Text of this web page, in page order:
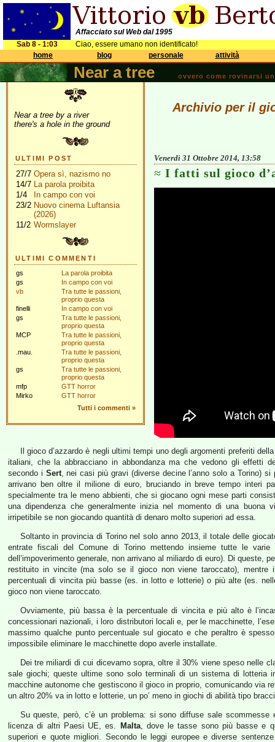
Affacciato sul Web dal 1995
Sab 8 - 1:03
Ciao, essere umano non identificato!
home
blog personale attività
Near a tree ovvero come rovinarsi
Near a tree by a river
there's a hole in the ground
ULTIMI POST
27/7 Opera sì, nazismo no
14/7 La parola proibita
1/4
In campo con voi
23/2 Nuovo cinema Luftansia
(2026)
11/2 Wormslayer
ULTIMI COMMENTI
gs
La parola proibita
gs
In campo con voi
vb
Tra tutte le passioni,
proprio questa
finelli
In campo con voi
gs
Tra tutte le passioni,
proprio questa
MCP
Tra tutte le passioni,
proprio questa
.mau.
Tra tutte le passioni,
proprio questa
gs
Tra tutte le passioni,
proprio questa
mfp
GTT horror
Mirko
GTT horror
Tutti i commenti »
Archivio per il
Venerdì 31 Ottobre 2014, 13:58
I fatti sul gioco
Il gioco d’azzardo è negli ultimi tempi uno degli argomenti preferiti
italiani, che la abbracciano in abbondanza ma che vedono gli effetti
secondo i Sert, nei casi più gravi (diverse decine l’anno solo a Torino)
arrivano ben oltre il milione di euro, bruciando in breve tempo interi
specialmente tra le meno abbienti, che si giocano ogni mese parti
una dipendenza che generalmente inizia nel momento di una
irripetibile se non giocando quantità di denaro molto superiori ad essa.
Soltanto in provincia di Torino nel solo anno 2013, il totale delle
entrate fiscali del Comune di Torino mettendo insieme tutte le varie
dell’impoverimento generale, non arrivano al miliardo di euro). Di queste,
restituito in vincite (ma solo se il gioco non viene taroccato),
percentuali di vincita più basse (es. in lotto e lotterie) o più alte (es.
gioco non viene taroccato.
Ovviamente, più bassa è la percentuale di vincita e più alto è
concessionari nazionali, i loro distributori locali e, per le macchinette,
massimo qualche punto percentuale sul giocato e che peraltro è
impossibile eliminare le macchinette dopo averle installate.
Dei tre miliardi di cui dicevamo sopra, oltre il 30% viene speso nelle
sale giochi; queste ultime sono solo terminali di un sistema di lotteria
macchine autonome che gestiscono il gioco in proprio, comunicando via
un altro 20% va in lotto e lotterie, un po’ meno in giochi di abilità tipo
Su queste, però, c’è un problema: si sono diffuse sale
licenza di altri Paesi UE, es.
Malta, dove le tasse sono più basse e
superiori e quote migliori. Secondo le leggi europee e diverse